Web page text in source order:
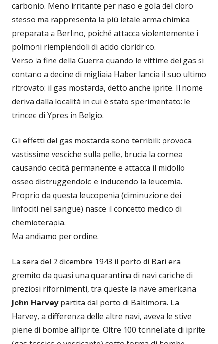
carbonio. Meno irritante per naso e gola del cloro
stesso ma rappresenta la più letale arma chimica
preparata a Berlino, poiché attacca violentemente i
polmoni riempiendoli di acido cloridrico.
Verso la fine della Guerra quando le vittime dei gas si
contano a decine di migliaia Haber lancia il suo ultimo
ritrovato: il gas mostarda, detto anche iprite. Il nome
deriva dalla località in cui è stato sperimentato: le
trincee di Ypres in Belgio.
Gli effetti del gas mostarda sono terribili: provoca
vastissime vesciche sulla pelle, brucia la cornea
causando cecità permanente e attacca il midollo
osseo distruggendolo e inducendo la leucemia.
Proprio da questa leucopenia (diminuzione dei
linfociti nel sangue) nasce il concetto medico di
chemioterapia.
Ma andiamo per ordine.
La sera del 2 dicembre 1943 il porto di Bari era
gremito da quasi una quarantina di navi cariche di
preziosi rifornimenti, tra queste la nave americana
John Harveypartita dal porto di Baltimora. La
Harvey, a differenza delle altre navi, aveva le stive
piene di bombe all’iprite. Oltre 100 tonnellate di iprite